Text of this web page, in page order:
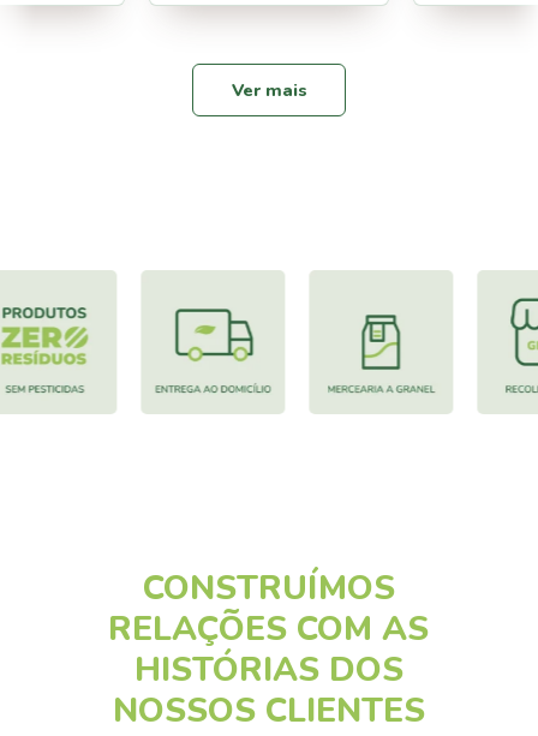
Ver mais
CONSTRUÍMOS
RELAÇÕES COM AS
HISTÓRIAS DOS
NOSSOS CLIENTES